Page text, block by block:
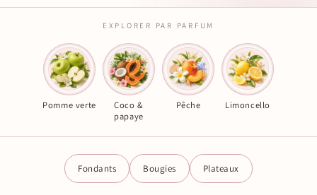
EXPLORER PAR PARFUM
Pomme verte
Coco &
papaye
Pêche Limoncello
Fondants Bougies Plateaux